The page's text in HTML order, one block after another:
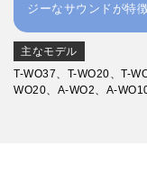
ジーなサウンドが特徴
主なモデル
T-WO37、T-WO20、T-
WO20、A-WO2、A-